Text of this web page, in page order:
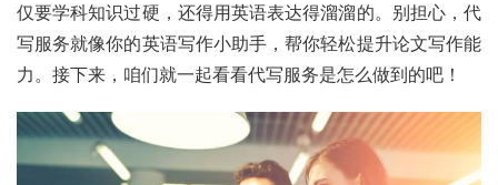
仅要学科知识过硬，还得用英语表达得溜溜的。别担心，代
写服务就像你的英语写作小助手，帮你轻松提升论文写作能
力。接下来，咱们就一起看看代写服务是怎么做到的吧！